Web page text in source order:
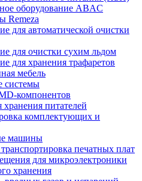
оборудование ABAC
Remeza
для автоматической очистки
для очистки сухим льдом
для хранения трафаретов
мебель
системы
компонентов
xранения питателей
комплектующих и
машины
печатных плат
для микроэлектроники
хранения